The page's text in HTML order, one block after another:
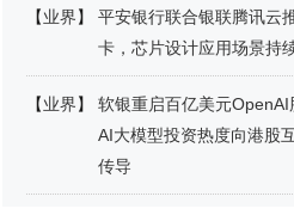
【业界】
平安银行联合银联腾讯云
卡，芯片设计应用场景持
【业界】
软银重启百亿美元OpenAI
AI大模型投资热度向港股
传导